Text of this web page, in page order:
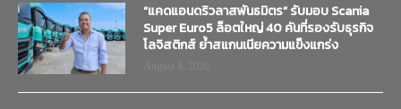
“แคดแอนดริวลาสพันธมิตร” รับมอบ Scania
Super Euro5 ล็อตใหญ่ 40 คันที่รองรับธุรกิจ
โลจิสติกส์ ย้ำสแกนเนียความแข็งแกร่ง